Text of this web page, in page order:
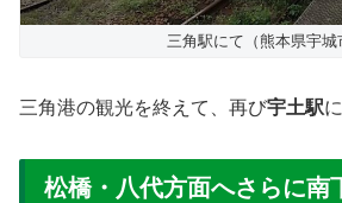
三角駅にて（熊本県宇城
三角港の観光を終えて、再び宇土駅
松橋・八代方面へさらに南